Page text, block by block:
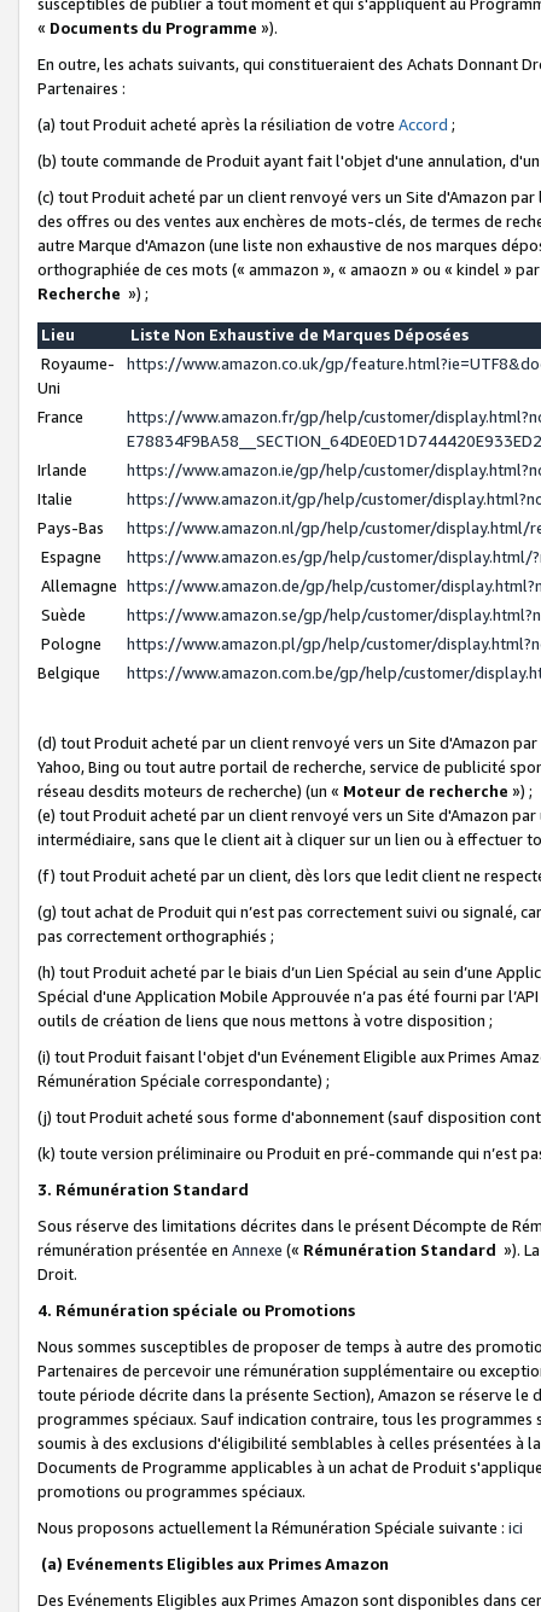
« Documents du Programme »).
En outre, les achats suivants, qui constitueraient des Achats Donnant
Partenaires :
(a) tout Produit acheté après la résiliation de votre Accord ;
(b) toute commande de Produit ayant fait l'objet d'une annulation,
(c) tout Produit acheté par un client renvoyé vers un Site d'Amazon
des offres ou des ventes aux enchères de mots-clés, de termes de
autre Marque d'Amazon (une liste non exhaustive de nos marques
orthographiée de ces mots (« ammazon », « amaozn » ou « kindel »
Recherche ») ;
Lieu
Liste Non Exhaustive de Marques Déposées
Royaume-
Uni
https://www.amazon.co.uk/gp/
France
https://www.amazon.fr/gp/help/customer/
Irlande
https://www.amazon.ie/gp/help/customer/
Italie
https://www.amazon.it/gp/help/customer/
Pays-Bas
https://www.amazon.nl/gp/help/customer/display.html/
Espagne
https://www.amazon.es/gp/help/customer/display.html/
Allemagne https://www.amazon.de/gp/help/customer/
Suède
https://www.amazon.se/gp/help/customer/
Pologne
https://www.amazon.pl/gp/help/customer/
Belgique
https://www.amazon.com.be/gp/help/customer/
(d) tout Produit acheté par un client renvoyé vers un Site d'Amazon
Yahoo, Bing ou tout autre portail de recherche, service de publicité
réseau desdits moteurs de recherche) (un « Moteur de recherche ») ;
(e) tout Produit acheté par un client renvoyé vers un Site d'Amazon
intermédiaire, sans que le client ait à cliquer sur un lien ou à
(f) tout Produit acheté par un client, dès lors que ledit client ne
(g) tout achat de Produit qui n’est pas correctement suivi ou signalé,
pas correctement orthographiés ;
(h) tout Produit acheté par le biais d’un Lien Spécial au sein d’une
Spécial d'une Application Mobile Approuvée n’a pas été fourni par
outils de création de liens que nous mettons à votre disposition ;
(i) tout Produit faisant l'objet d'un Evénement Eligible aux Primes
Rémunération Spéciale correspondante) ;
(j) tout Produit acheté sous forme d'abonnement (sauf disposition
(k) toute version préliminaire ou Produit en pré-commande qui n’est
3. Rémunération Standard
Sous réserve des limitations décrites dans le présent Décompte de
rémunération présentée en Annexe (« Rémunération Standard »).
Droit.
4. Rémunération spéciale ou Promotions
Nous sommes susceptibles de proposer de temps à autre des
Partenaires de percevoir une rémunération supplémentaire ou
toute période décrite dans la présente Section), Amazon se réserve
programmes spéciaux. Sauf indication contraire, tous les
soumis à des exclusions d'éligibilité semblables à celles présentées à
Documents de Programme applicables à un achat de Produit
promotions ou programmes spéciaux.
Nous proposons actuellement la Rémunération Spéciale suivante : ici
(a) Evénements Eligibles aux Primes Amazon
Des Evénements Eligibles aux Primes Amazon sont disponibles dans